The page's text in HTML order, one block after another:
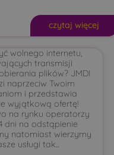
czytaj więcej
wolnego internetu,
transmisji
plików? JMDI
naprzeciw Twoim
i przedstawia
wyjątkową ofertę!
na rynku operatorzy
dni na odstąpienie
natomiast wierzymy
usługi tak...